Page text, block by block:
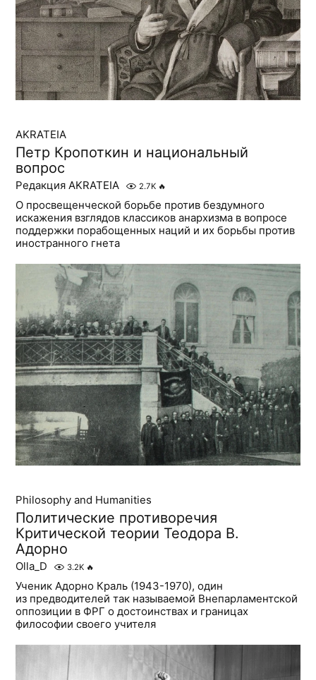
AKRATEIA
Петр Кропоткин и национальный
вопрос
Редакция AKRATEIA 2.7K 🔥
О просвещенческой борьбе против бездумного
искажения взглядов классиков анархизма в вопросе
поддержки порабощенных наций и их борьбы против
иностранного гнета
Philosophy and Humanities
Политические противоречия
Критической теории Теодора В.
Адорно
Olla_D 3.2K 🔥
Ученик Адорно Краль (1943-1970), один
из предводителей так называемой Внепарламентской
оппозиции в ФРГ о достоинствах и границах
философии своего учителя